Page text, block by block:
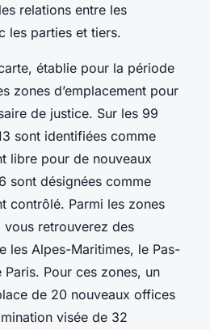
relations entre les
les parties et tiers.
établie pour la période
zones d’emplacement pour
de justice. Sur les 99
sont identifiées comme
libre pour de nouveaux
sont désignées comme
contrôlé. Parmi les zones
vous retrouverez des
les Alpes-Maritimes, le Pas-
Pour ces zones, un
de 20 nouveaux offices
visée de 32